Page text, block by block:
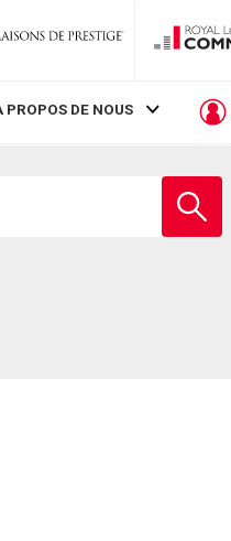
PROPOS DE NOUS